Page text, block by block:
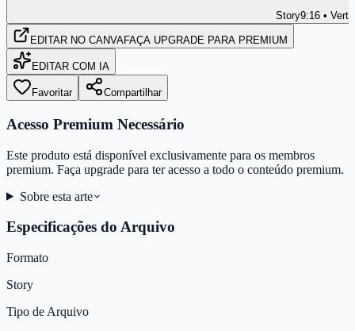
Story9:16 •
EDITAR NO CANVAFAÇA UPGRADE PARA PREMIUM
EDITAR COM IA
Favoritar Compartilhar
Acesso Premium Necessário
Este produto está disponível exclusivamente para os membros
premium. Faça upgrade para ter acesso a todo o conteúdo premium.
Sobre esta arte
Especificações do Arquivo
Formato
Story
Tipo de Arquivo